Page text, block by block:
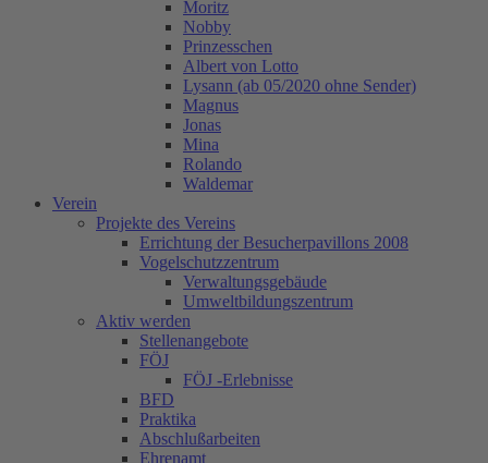
Moritz
Nobby
Prinzesschen
Albert von Lotto
Lysann (ab 05/2020 ohne Sender)
Magnus
Jonas
Mina
Rolando
Waldemar
Verein
Projekte des Vereins
Errichtung der Besucherpavillons 2008
Vogelschutzzentrum
Verwaltungsgebäude
Umweltbildungszentrum
Aktiv werden
Stellenangebote
FÖJ
FÖJ -Erlebnisse
BFD
Praktika
Abschlußarbeiten
Ehrenamt